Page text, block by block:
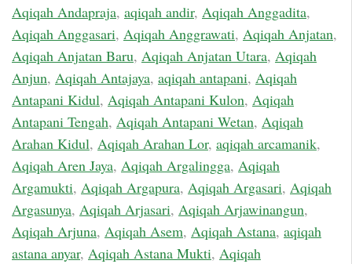
Aqiqah Andapraja, aqiqah andir, Aqiqah Anggadita,
Aqiqah Anggasari, Aqiqah Anggrawati, Aqiqah Anjatan,
Aqiqah Anjatan Baru, Aqiqah Anjatan Utara, Aqiqah
Anjun, Aqiqah Antajaya, aqiqah antapani, Aqiqah
Antapani Kidul, Aqiqah Antapani Kulon, Aqiqah
Antapani Tengah, Aqiqah Antapani Wetan, Aqiqah
Arahan Kidul, Aqiqah Arahan Lor, aqiqah arcamanik,
Aqiqah Aren Jaya, Aqiqah Argalingga, Aqiqah
Argamukti, Aqiqah Argapura, Aqiqah Argasari, Aqiqah
Argasunya, Aqiqah Arjasari, Aqiqah Arjawinangun,
Aqiqah Arjuna, Aqiqah Asem, Aqiqah Astana, aqiqah
astana anyar, Aqiqah Astana Mukti, Aqiqah